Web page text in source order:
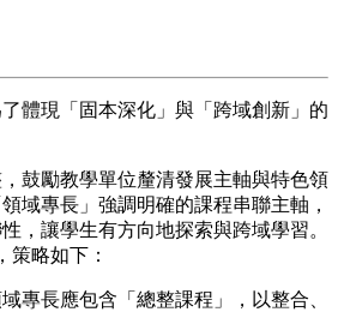
了體現「固本深化」與「跨域創新」的
鼓勵教學單位釐清發展主軸與特色領
域專長」強調明確的課程串聯主軸，
，讓學生有方向地探索與跨域學習。
策略如下：
專長應包含「總整課程」，以整合、